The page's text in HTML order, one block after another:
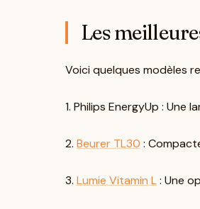
Les
Voici quelques modèles
1. Philips EnergyUp :
2. Beurer TL30 :
3. Lumie Vitamin L: Une